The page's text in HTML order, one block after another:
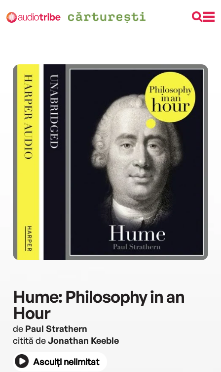
Hume: Philosophy in an
Hour
de Paul Strathern
citită deJonathan Keeble
Asculți nelimitat